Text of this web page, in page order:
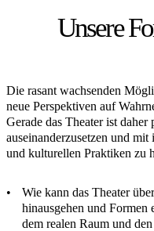
Unsere
Die rasant wachsenden
neue Perspektiven auf
Gerade das Theater ist
auseinanderzusetzen und
und kulturellen Praktiken zu
Wie kann das Theater
hinausgehen und Formen
dem realen Raum und